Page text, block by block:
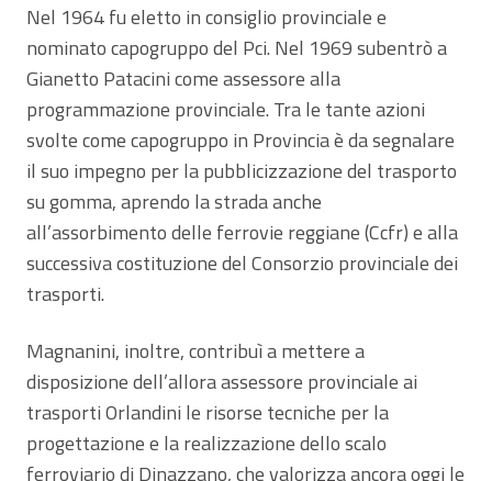
Nel 1964 fu eletto in consiglio provinciale e
nominato capogruppo del Pci. Nel 1969 subentrò a
Gianetto Patacini come assessore alla
programmazione provinciale. Tra le tante azioni
svolte come capogruppo in Provincia è da segnalare
il suo impegno per la pubblicizzazione del trasporto
su gomma, aprendo la strada anche
all’assorbimento delle ferrovie reggiane (Ccfr) e alla
successiva costituzione del Consorzio provinciale dei
trasporti.
Magnanini, inoltre, contribuì a mettere a
disposizione dell’allora assessore provinciale ai
trasporti Orlandini le risorse tecniche per la
progettazione e la realizzazione dello scalo
ferroviario di Dinazzano, che valorizza ancora oggi le